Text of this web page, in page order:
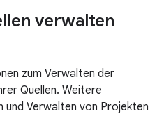
verwalten
zum Verwalten der
Quellen. Weitere
Verwalten von Projekten